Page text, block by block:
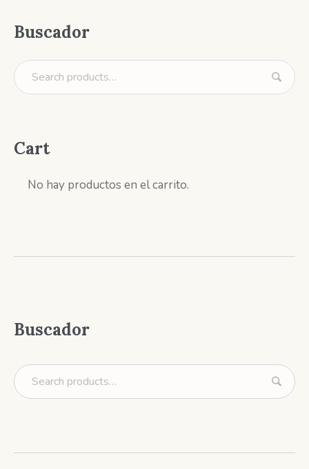
Buscador
Cart
No hay productos en el carrito.
Buscador